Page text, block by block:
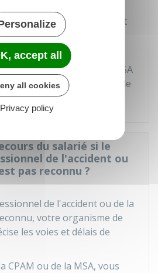
de décès). Elle est également
et à votre médecin
de la CPAM ou de la MSA
le caractère professionnel de
du salarié si le
de l'accident ou
pas reconnu ?
de l'accident ou de la
votre organisme de
les voies et délais de
CPAM ou de la MSA, vous
accept all
all cookies
Privacy policy